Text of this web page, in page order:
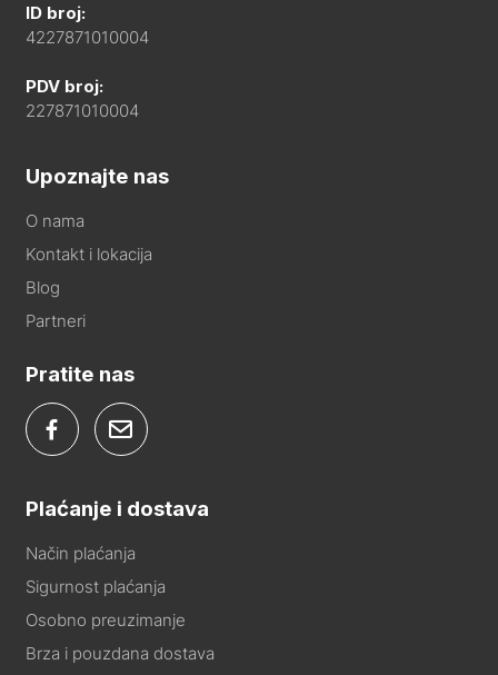
ID broj:
4227871010004
PDV broj:
227871010004
Upoznajte nas
O nama
Kontakt i lokacija
Blog
Partneri
Pratite nas
Plaćanje i dostava
Način plaćanja
Sigurnost plaćanja
Osobno preuzimanje
Brza i pouzdana dostava